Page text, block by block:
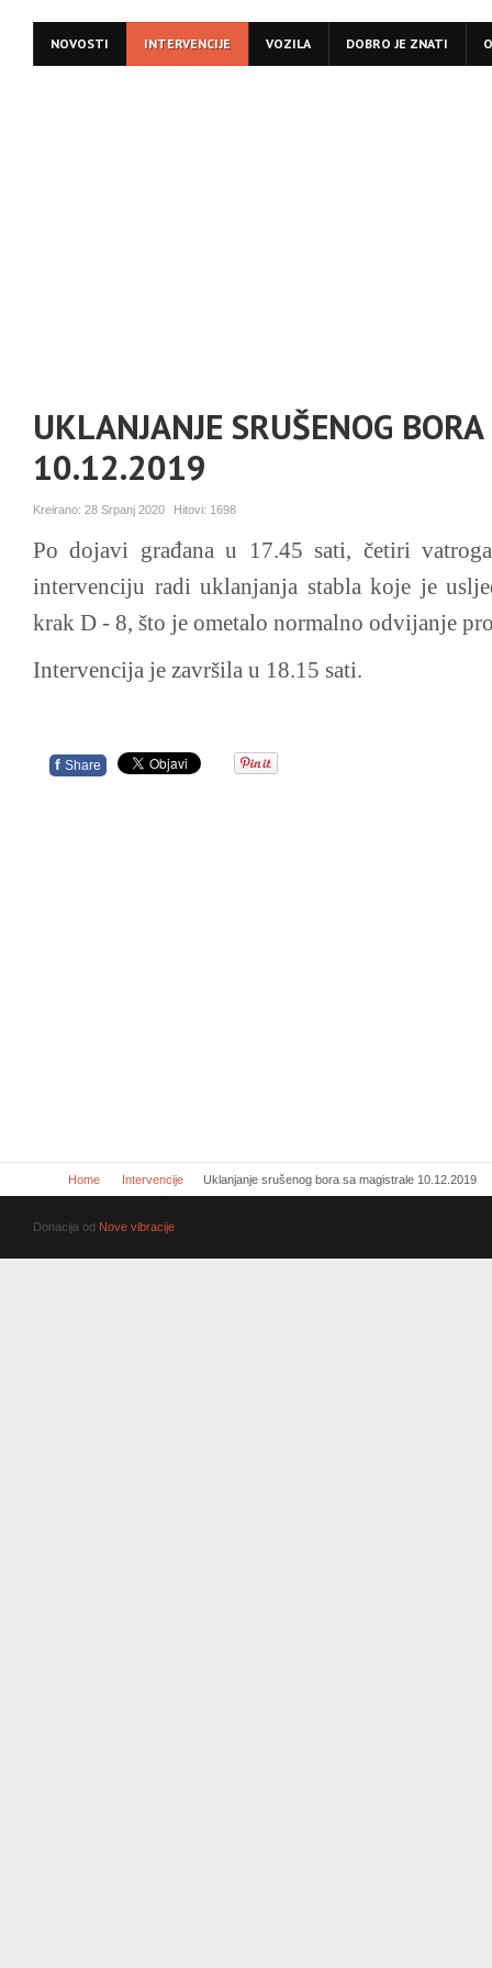
NOVOSTI INTERVENCIJE VOZILA DOBRO JE ZNATI
UKLANJANJE SRUŠENOG
10.12.2019
Kreirano: 28 Srpanj 2020 Hitovi: 1698
Po dojavi građana u 17.45 sati, četiri
intervenciju radi uklanjanja stabla koje je
krak D - 8, što je ometalo normalno odvijanje
Intervencija je završila u 18.15 sati.
f Share
Home Intervencije Uklanjanje srušenog bora sa magistrale 10.12.2019
Donacija od Nove vibracije